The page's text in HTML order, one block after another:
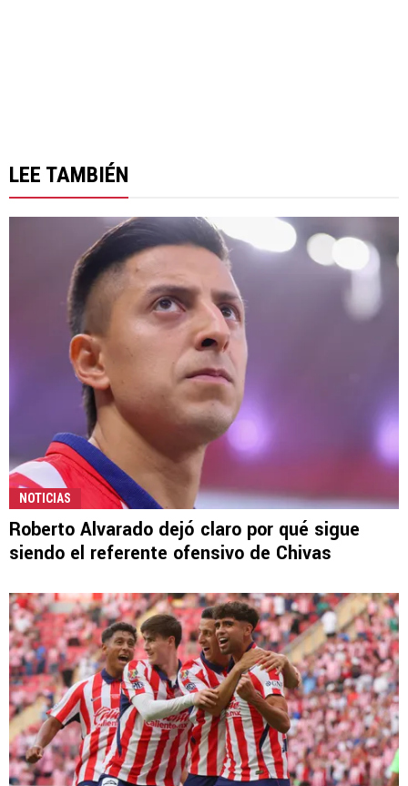
LEE TAMBIÉN
NOTICIAS
Roberto Alvarado dejó claro por qué sigue
siendo el referente ofensivo de Chivas